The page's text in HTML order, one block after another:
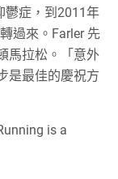
鬱症，到2011年
過來。Farler 先
馬拉松。「意外
是最佳的慶祝方
is a